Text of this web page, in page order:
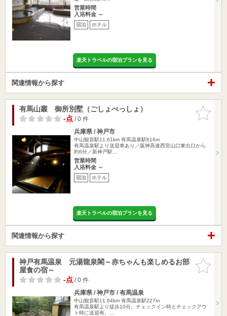
営業時間
入浴料金 ～
宿泊 ホテル
楽天トラベルの宿泊プランを見る
関連情報から探す
お気に入
りに追加
有馬山叢 御所別墅（ごしょべっしょ）
-点/ 0 件
兵庫県 / 神戸市
中山観音駅11.61km 有馬温泉駅616m
有馬温泉駅より送迎車あり／阪神高速西宮山口東出口から
約6分／新神戸駅…
営業時間
入浴料金 ～
宿泊 ホテル
楽天トラベルの宿泊プランを見る
関連情報から探す
お気に入
りに追加
神戸有馬温泉 元湯龍泉閣～赤ちゃんも楽しめるお部
屋食の宿～
-点/ 0 件
兵庫県 / 神戸市 / 有馬温泉
中山観音駅11.64km 有馬温泉駅227m
有馬温泉駅より徒歩10分。チェックイン時とチェックアウ
ト時に送迎有。…